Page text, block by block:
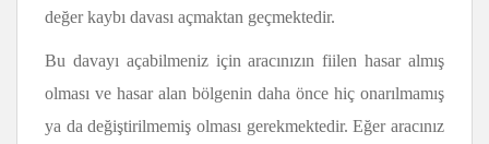
değer kaybı davası açmaktan geçmektedir.
Bu davayı açabilmeniz için aracınızın fiilen hasar almış
olması ve hasar alan bölgenin daha önce hiç onarılmamış
ya da değiştirilmemiş olması gerekmektedir. Eğer aracınız